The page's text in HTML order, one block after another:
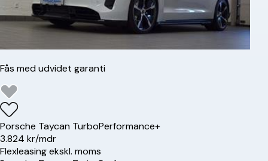
Fås med udvidet garanti
Porsche Taycan TurboPerformance+
3.824 kr/mdr
Flexleasing ekskl. moms